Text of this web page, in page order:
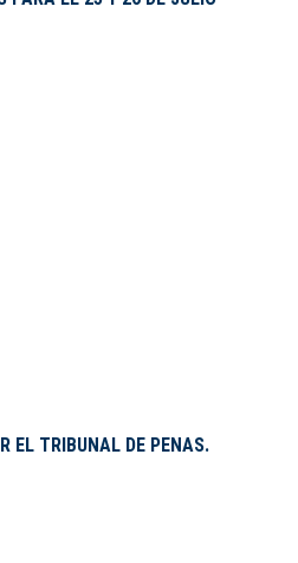
EL TRIBUNAL DE PENAS.